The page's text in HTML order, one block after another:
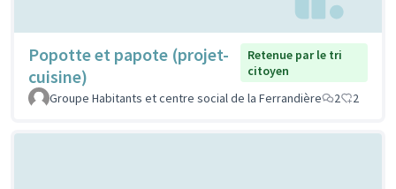
Popotte et papote (projet-
cuisine)
Retenue par le tri
citoyen
Groupe Habitants et centre social de la Ferrandière
2 2